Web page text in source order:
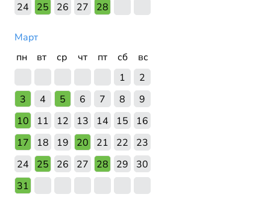
24
25 26 27 28
Март
пн
вт ср чт пт сб
вс
1
2
3
4 5 6 7 8
9
10
11 12 13 14 15
16
17
18 19 20 21 22
23
24
25 26 27 28 29
30
31